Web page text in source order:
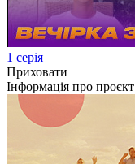
1 серія
Приховати
Інформація про проєкт